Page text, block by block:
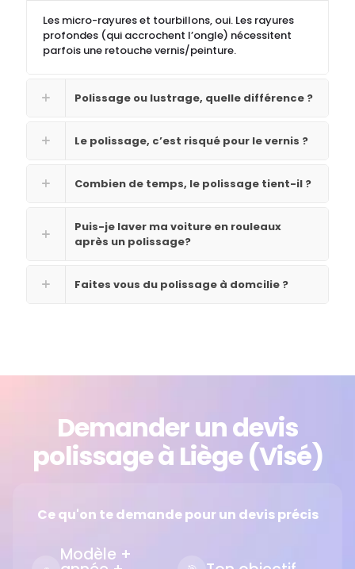
Les micro-rayures et tourbillons, oui. Les rayures
profondes (qui accrochent l’ongle) nécessitent
parfois une retouche vernis/peinture.
Polissage ou lustrage, quelle différence ?
Le polissage, c’est risqué pour le vernis ?
Combien de temps, le polissage tient-il ?
Puis-je laver ma voiture en rouleaux
après un polissage?
Faites vous du polissage à domcilie ?
Demander un devis
polissage à Liège (Visé)
Ce qu'on te demande pour un devis précis
Modèle +